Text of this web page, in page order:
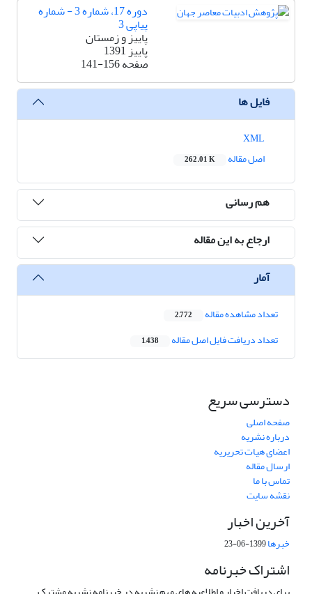
دوره 17، شماره 3 - شماره
پیاپی 3
پاییز و زمستان
پاییز 1391
صفحه141-156
فایل ها
اصل مقاله
262.01 K
هم رسانی
ارجاع به این مقاله
آمار
تعداد مشاهده مقاله 2,772
تعداد دریافت فایل اصل مقاله 1,438
دسترسی سریع
صفحه اصلی
درباره نشریه
اعضای هیات تحریریه
ارسال مقاله
تماس با ما
نقشه سایت
آخرین اخبار
خبرها1399-06-23
اشتراک خبرنامه